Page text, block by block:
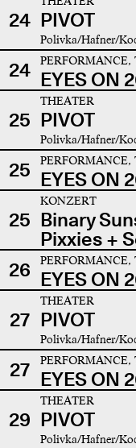
24 PIVOT
Polivka/Hafner/
24 EYES ON
25
THEATER
PIVOT
Polivka/Hafner/
25 EYES ON
25
KONZERT
Binary
Pixxies +
26 EYES ON
27
THEATER
PIVOT
Polivka/Hafner/
27 EYES ON
29
THEATER
PIVOT
Polivka/Hafner/